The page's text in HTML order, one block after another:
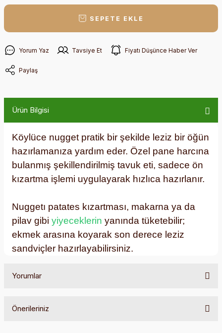
SEPETE EKLE
Yorum Yaz Tavsiye Et Fiyatı Düşünce Haber Ver
Paylaş
Ürün Bilgisi
Köylüce nugget pratik bir şekilde leziz bir öğün
hazırlamanıza yardım eder. Özel pane harcına
bulanmış şekillendirilmiş tavuk eti, sadece ön
kızartma işlemi uygulayarak hızlıca hazırlanır.
Nuggetı patates kızartması, makarna ya da
pilav gibi yiyeceklerin yanında tüketebilir;
ekmek arasına koyarak son derece leziz
sandviçler hazırlayabilirsiniz.
Yorumlar
Önerileriniz